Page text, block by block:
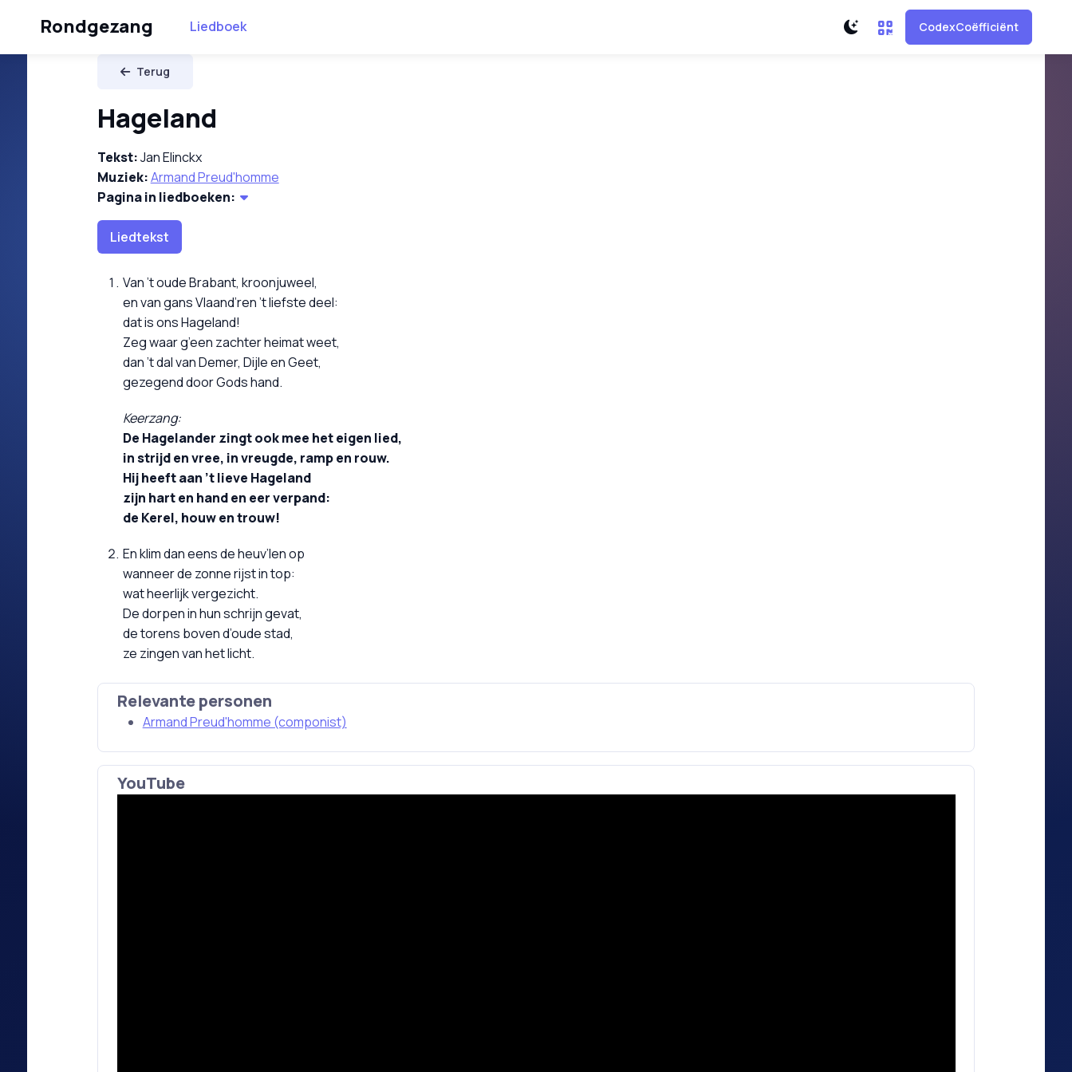
Rondgezang Liedboek CodexCoëfficiënt
Terug
Hageland
Tekst:Jan Elinckx
Muziek:Armand Preud'homme
Pagina in liedboeken:
Liedtekst
Van ’t oude Brabant, kroonjuweel,
en van gans Vlaand’ren ’t liefste deel:
dat is ons Hageland!
Zeg waar g’een zachter heimat weet,
dan ’t dal van Demer, Dijle en Geet,
gezegend door Gods hand.
Keerzang:
De Hagelander zingt ook mee het eigen lied,
in strijd en vree, in vreugde, ramp en rouw.
Hij heeft aan ’t lieve Hageland
zijn hart en hand en eer verpand:
de Kerel, houw en trouw!
En klim dan eens de heuv’len op
wanneer de zonne rijst in top:
wat heerlijk vergezicht.
De dorpen in hun schrijn gevat,
de torens boven d’oude stad,
ze zingen van het licht.
Relevante personen
Armand Preud'homme (componist)
YouTube